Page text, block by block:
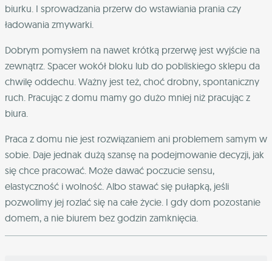
biurku. I sprowadzania przerw do wstawiania prania czy
ładowania zmywarki.
Dobrym pomysłem na nawet krótką przerwę jest wyjście na
zewnątrz. Spacer wokół bloku lub do pobliskiego sklepu da
chwilę oddechu. Ważny jest też, choć drobny, spontaniczny
ruch. Pracując z domu mamy go dużo mniej niż pracując z
biura.
Praca z domu nie jest rozwiązaniem ani problemem samym w
sobie. Daje jednak dużą szansę na podejmowanie decyzji, jak
się chce pracować. Może dawać poczucie sensu,
elastyczność i wolność. Albo stawać się pułapką, jeśli
pozwolimy jej rozlać się na całe życie. I gdy dom pozostanie
domem, a nie biurem bez godzin zamknięcia.